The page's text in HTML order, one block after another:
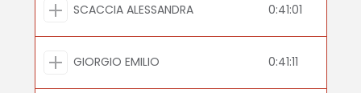
SCACCIA ALESSANDRA 0:41:01
GIORGIO EMILIO 0:41:11